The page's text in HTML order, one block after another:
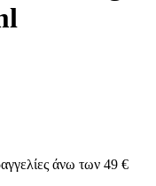
άνω των 49 €